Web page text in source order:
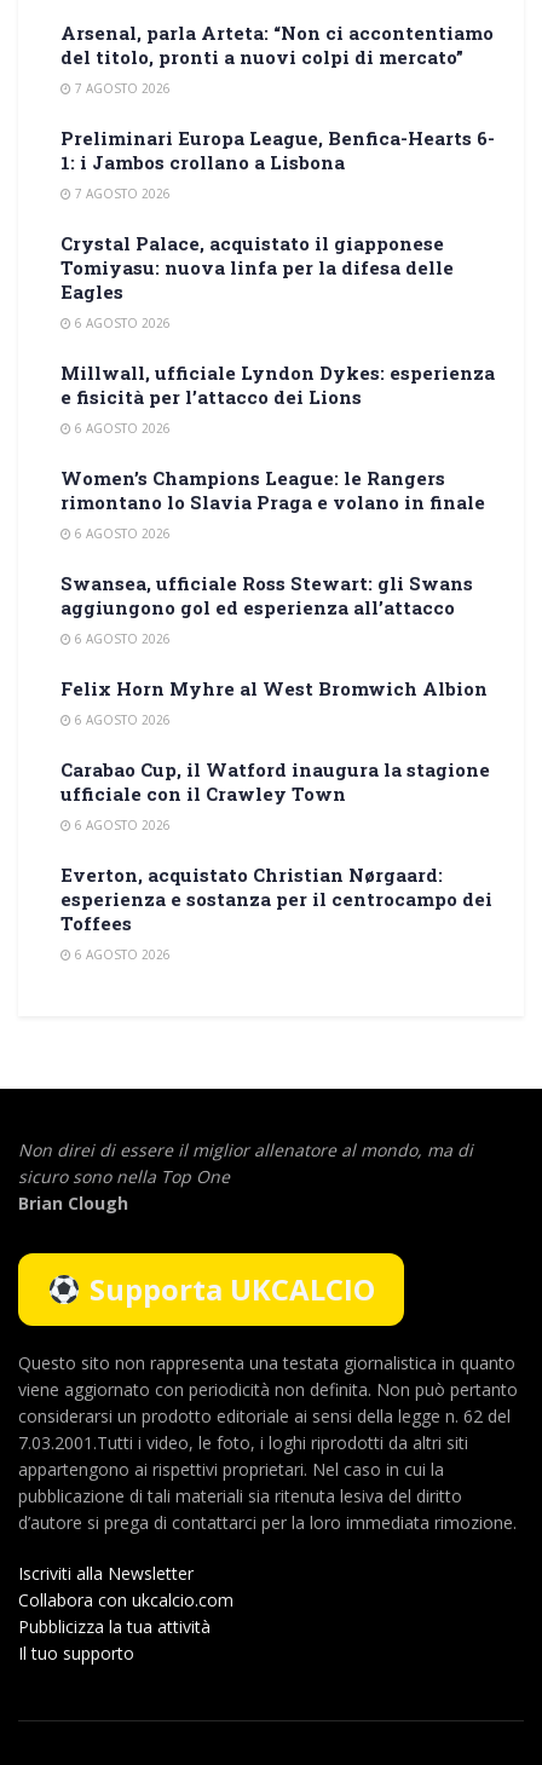
Arsenal, parla Arteta: “Non ci accontentiamo
del titolo, pronti a nuovi colpi di mercato”
7 AGOSTO 2026
Preliminari Europa League, Benfica-Hearts 6-
1: i Jambos crollano a Lisbona
7 AGOSTO 2026
Crystal Palace, acquistato il giapponese
Tomiyasu: nuova linfa per la difesa delle
Eagles
6 AGOSTO 2026
Millwall, ufficiale Lyndon Dykes: esperienza
e fisicità per l’attacco dei Lions
6 AGOSTO 2026
Women’s Champions League: le Rangers
rimontano lo Slavia Praga e volano in finale
6 AGOSTO 2026
Swansea, ufficiale Ross Stewart: gli Swans
aggiungono gol ed esperienza all’attacco
6 AGOSTO 2026
Felix Horn Myhre al West Bromwich Albion
6 AGOSTO 2026
Carabao Cup, il Watford inaugura la stagione
ufficiale con il Crawley Town
6 AGOSTO 2026
Everton, acquistato Christian Nørgaard:
esperienza e sostanza per il centrocampo dei
Toffees
6 AGOSTO 2026
Non direi di essere il miglior allenatore al mondo, ma di
sicuro sono nella Top One
Brian Clough
Supporta UKCALCIO
Questo sito non rappresenta una testata giornalistica in quanto
viene aggiornato con periodicità non definita. Non può pertanto
considerarsi un prodotto editoriale ai sensi della legge n. 62 del
7.03.2001.Tutti i video, le foto, i loghi riprodotti da altri siti
appartengono ai rispettivi proprietari. Nel caso in cui la
pubblicazione di tali materiali sia ritenuta lesiva del diritto
d’autore si prega di contattarci per la loro immediata rimozione.
Iscriviti alla Newsletter
Collabora con ukcalcio.com
Pubblicizza la tua attività
Il tuo supporto